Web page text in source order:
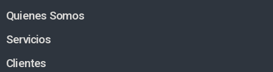
Quienes Somos
Servicios
Clientes